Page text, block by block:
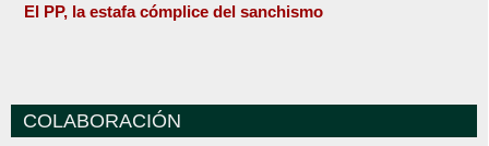
El PP, la estafa cómplice del sanchismo
COLABORACIÓN